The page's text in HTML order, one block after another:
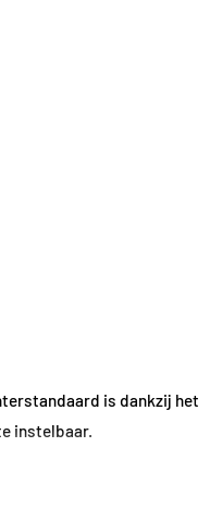
is dankzij het
instelbaar.